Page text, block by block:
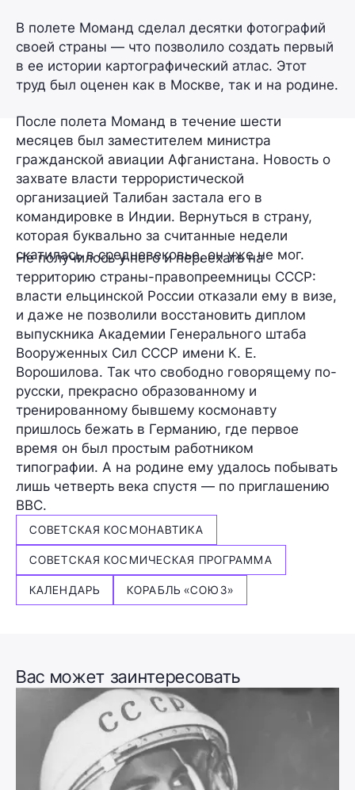
В полете Моманд сделал десятки фотографий
своей страны — что позволило создать первый
в ее истории картографический атлас. Этот
труд был оценен как в Москве, так и на родине.
После полета Моманд в течение шести
месяцев был заместителем министра
гражданской авиации Афганистана. Новость о
захвате власти террористической
организацией Талибан застала его в
командировке в Индии. Вернуться в страну,
которая буквально за считанные недели
скатилась в средневековье, он уже не мог.
Не получилось у него и переехать на
территорию страны-правопреемницы СССР:
власти ельцинской России отказали ему в визе,
и даже не позволили восстановить диплом
выпускника Академии Генерального штаба
Вооруженных Сил СССР имени К. Е.
Ворошилова. Так что свободно говорящему по-
русски, прекрасно образованному и
тренированному бывшему космонавту
пришлось бежать в Германию, где первое
время он был простым работником
типографии. А на родине ему удалось побывать
лишь четверть века спустя — по приглашению
BBC.
СОВЕТСКАЯ КОСМОНАВТИКА
СОВЕТСКАЯ КОСМИЧЕСКАЯ ПРОГРАММА
КАЛЕНДАРЬ КОРАБЛЬ «СОЮЗ»
Вас может заинтересовать